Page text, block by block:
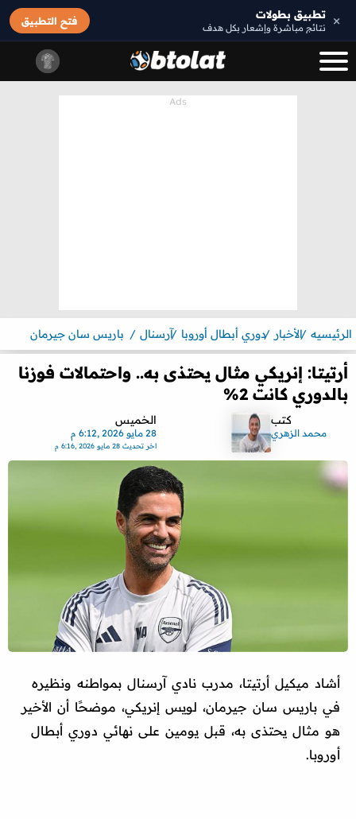
× تطبيق بطولات
نتائج مباشرة وإشعار بكل هدف
فتح التطبيق
الرئيسيه الأخبار دوري أبطال أوروبا آرسنال باريس سان جيرمان
أرتيتا: إنريكي مثال يحتذى به.. واحتمالات فوزنا
بالدوري كانت 2%
كتب
محمد الزهري
الخميس
28 مايو 2026 ,6:12 م
اخر تحديث28 مايو 2026 ,6:16 م
أشاد ميكيل أرتيتا، مدرب نادي آرسنال بمواطنه ونظيره
في باريس سان جيرمان، لويس إنريكي، موضحًا أن الأخير
هو مثال يحتذى به، قبل يومين على نهائي دوري أبطال
أوروبا.